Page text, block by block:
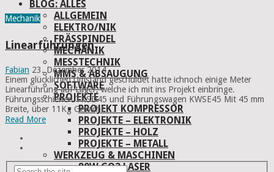
BLOG: ALLES
ALLGEMEIN
ELEKTRO/NIK
FRÄSSPINDEL
MECHANIK
MESSTECHNIK
MMS & ABSAUGUNG
SOFTWARE
PROJEKTE
PROJEKT KOMPRESSOR
PROJEKTE – ELEKTRONIK
PROJEKTE – HOLZ
PROJEKTE – METALL
WERKZEUG & MASCHINEN
80W CO2 LASER
Mechanik
Linearführungen
Fabian 23. Dezember 2014
Einem glücklichen Umstand geschuldet hatte ichnoch einige Meter
Linearführung auf Lager, welche ich mit ins Projekt einbringe.
Führungsschienen TKSD45 und Führungswagen KWSE45 Mit 45 mm
Breite, über 11Kg Gewicht …
Read More